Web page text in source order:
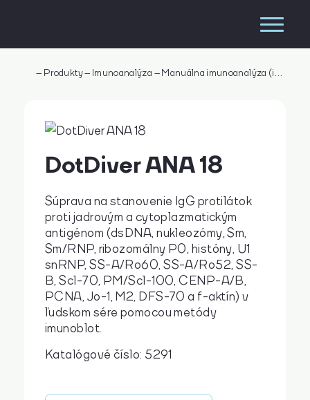
Vyhľadávanie
– Produkty– Imunoanalýza –Manuálna imunoanalýza (imunometria)
DotDiver ANA 18
Súprava na stanovenie IgG protilátok
proti jadrovým a cytoplazmatickým
antigénom (dsDNA, nukleozómy, Sm,
Sm/RNP, ribozomálny P0, históny, U1
snRNP, SS-A/Ro60, SS-A/Ro52, SS-
B, Scl-70, PM/Scl-100, CENP-A/B,
PCNA, Jo-1, M2, DFS-70 a f-aktín) v
ľudskom sére pomocou metódy
imunoblot.
Katalógové číslo: 5291